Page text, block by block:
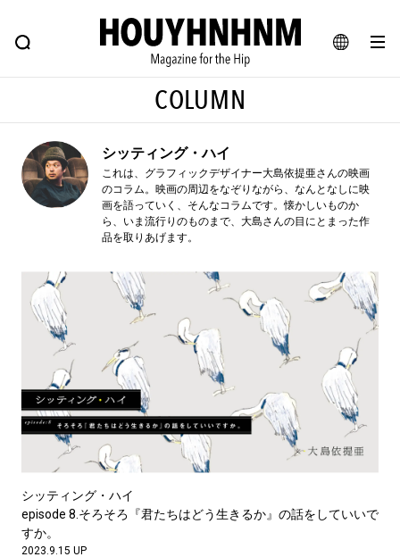
JA
FEATURE BLOG SNAP
ヒップなファッション、カルチャー、ライフスタイルWEBマガジン
#注目のタグ
#SHOPPING ADDICT #憧れの逸品
#ESSENTIAL DESIGNS #古着サミット
#路地裏てぃーん。 #MONTHLY JOURNAL
#GH 銘品の所以 #フイナムのYouTube
#Commune H #FOCUS IT #AH.H
#ととけん #FASHION #MUSIC #MOVIE
#LIFESTYLE #SNEAKER #OUTDOOR
#SPORTS #HANDSOME HANDBOOK
COLUMN
シッティング・ハイ
これは、グラフィックデザイナー大島依提亜さんの映画
のコラム。映画の周辺をなぞりながら、なんとなしに映
画を語っていく、そんなコラムです。懐かしいものか
ら、いま流行りのものまで、大島さんの目にとまった作
品を取りあげます。
シッティング・ハイ
episode 8.そろそろ『君たちはどう生きるか』の話をしていいで
すか。
2023.9.15 UP